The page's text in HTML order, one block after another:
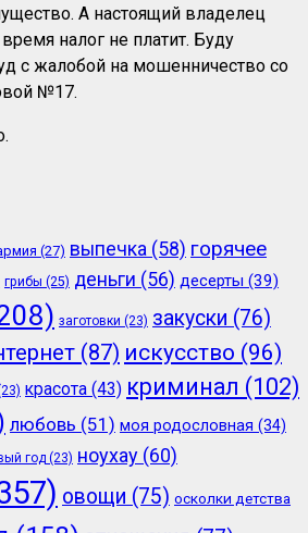
А настоящий владелец
налог не платит. Буду
с жалобой на мошенничество со
№17.
(27) выпечка (58) горячее
грибы (25) деньги (56) десерты (39)
заготовки (23) закуски (76)
(87) искусство (96)
красота (43) криминал (102)
любовь (51) моя родословная (34)
год (23) ноухау (60)
овощи (75) осколки детства